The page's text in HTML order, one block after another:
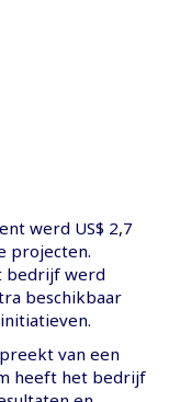
werd US$ 2,7
projecten.
bedrijf werd
beschikbaar
van een
heeft het bedrijf